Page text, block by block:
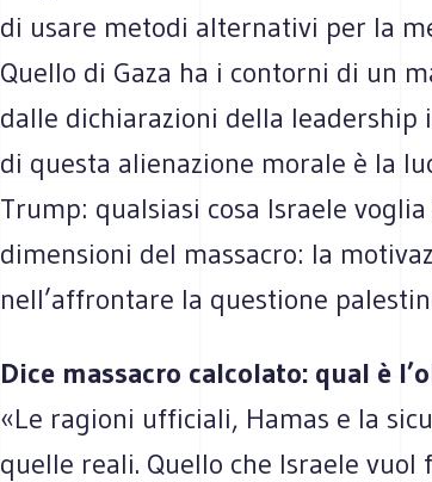
di usare metodi alternativi per la
Quello di Gaza ha i contorni di un
dalle dichiarazioni della leadership
di questa alienazione morale è la
Trump: qualsiasi cosa Israele
dimensioni del massacro: la
nell’affrontare la questione
Dice massacro calcolato: qual è
«Le ragioni ufficiali, Hamas e la
quelle reali. Quello che Israele